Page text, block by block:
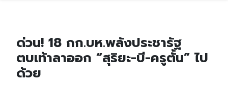
ด่วน! 18 กก.บห.พลังประชารัฐ
ตบเท้าลาออก “สุริยะ-บี-ครูตั้น” ไป
ด้วย